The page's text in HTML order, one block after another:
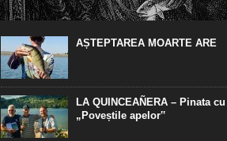
”La urma urmei, cred că legendele și miturile sunt
în mare parte făcute din „adevăr”.“ R. R. Tolkien.
AȘTEPTAREA MOARTE ARE
LA QUINCEAÑERA – Pinata cu
„Poveștile apelor‟